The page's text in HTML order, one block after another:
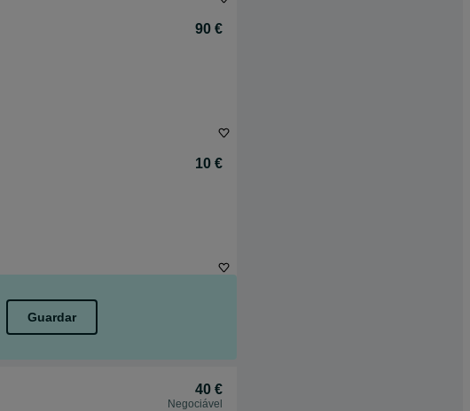
90 €
10 €
Guardar
40 €
Negociável